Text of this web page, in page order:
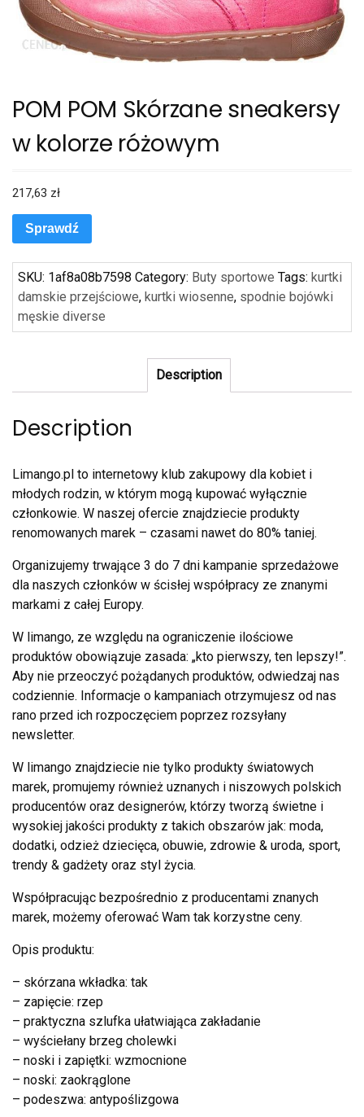
POM POM Skórzane sneakersy
w kolorze różowym
217,63 zł
Sprawdź
SKU: 1af8a08b7598 Category: Buty sportowe Tags: kurtki
damskie przejściowe, kurtki wiosenne, spodnie bojówki
męskie diverse
Description
Description
Limango.pl to internetowy klub zakupowy dla kobiet i
młodych rodzin, w którym mogą kupować wyłącznie
członkowie. W naszej ofercie znajdziecie produkty
renomowanych marek – czasami nawet do 80% taniej.
Organizujemy trwające 3 do 7 dni kampanie sprzedażowe
dla naszych członków w ścisłej współpracy ze znanymi
markami z całej Europy.
W limango, ze względu na ograniczenie ilościowe
produktów obowiązuje zasada: „kto pierwszy, ten lepszy!”.
Aby nie przeoczyć pożądanych produktów, odwiedzaj nas
codziennie. Informacje o kampaniach otrzymujesz od nas
rano przed ich rozpoczęciem poprzez rozsyłany
newsletter.
W limango znajdziecie nie tylko produkty światowych
marek, promujemy również uznanych i niszowych polskich
producentów oraz designerów, którzy tworzą świetne i
wysokiej jakości produkty z takich obszarów jak: moda,
dodatki, odzież dziecięca, obuwie, zdrowie & uroda, sport,
trendy & gadżety oraz styl życia.
Współpracując bezpośrednio z producentami znanych
marek, możemy oferować Wam tak korzystne ceny.
Opis produktu:
– skórzana wkładka: tak
– zapięcie: rzep
– praktyczna szlufka ułatwiająca zakładanie
– wyściełany brzeg cholewki
– noski i zapiętki: wzmocnione
– noski: zaokrąglone
– podeszwa: antypoślizgowa